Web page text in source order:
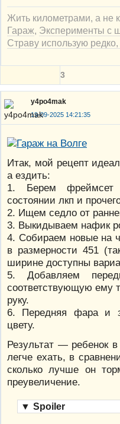
Жить километрами, а не
Гараж, Эксперименты с
Страву использую
3
y4po4mak
19-09-2025 14:21:35
Итак, мой рецепт
а ездить:
1. Берем фреймсет
состоянии лкп и
2. Ищем седло от
3. Выкидываем нафик
4. Собираем новые на
в размерности 451
ширине доступны
5. Добавляем
соответствующую ему
руку.
6. Передняя фара и
цвету.
Результат — ребенок в
легче ехать, в
сколько лучше он
преувеличение.
▼ Spoiler